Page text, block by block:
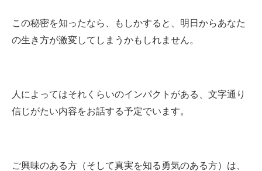
この秘密を知ったなら、もしかすると、明日からあなた
の生き方が激変してしまうかもしれません。
人によってはそれくらいのインパクトがある、文字通り
信じがたい内容をお話する予定でいます。
ご興味のある方（そして真実を知る勇気のある方）は、